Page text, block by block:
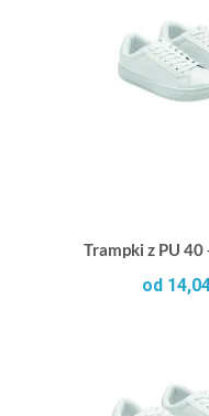
Trampki z PU 40
od